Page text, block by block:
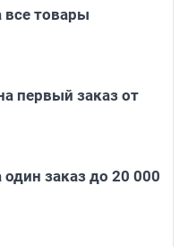
все товары
первый заказ от
заказ до 20 000